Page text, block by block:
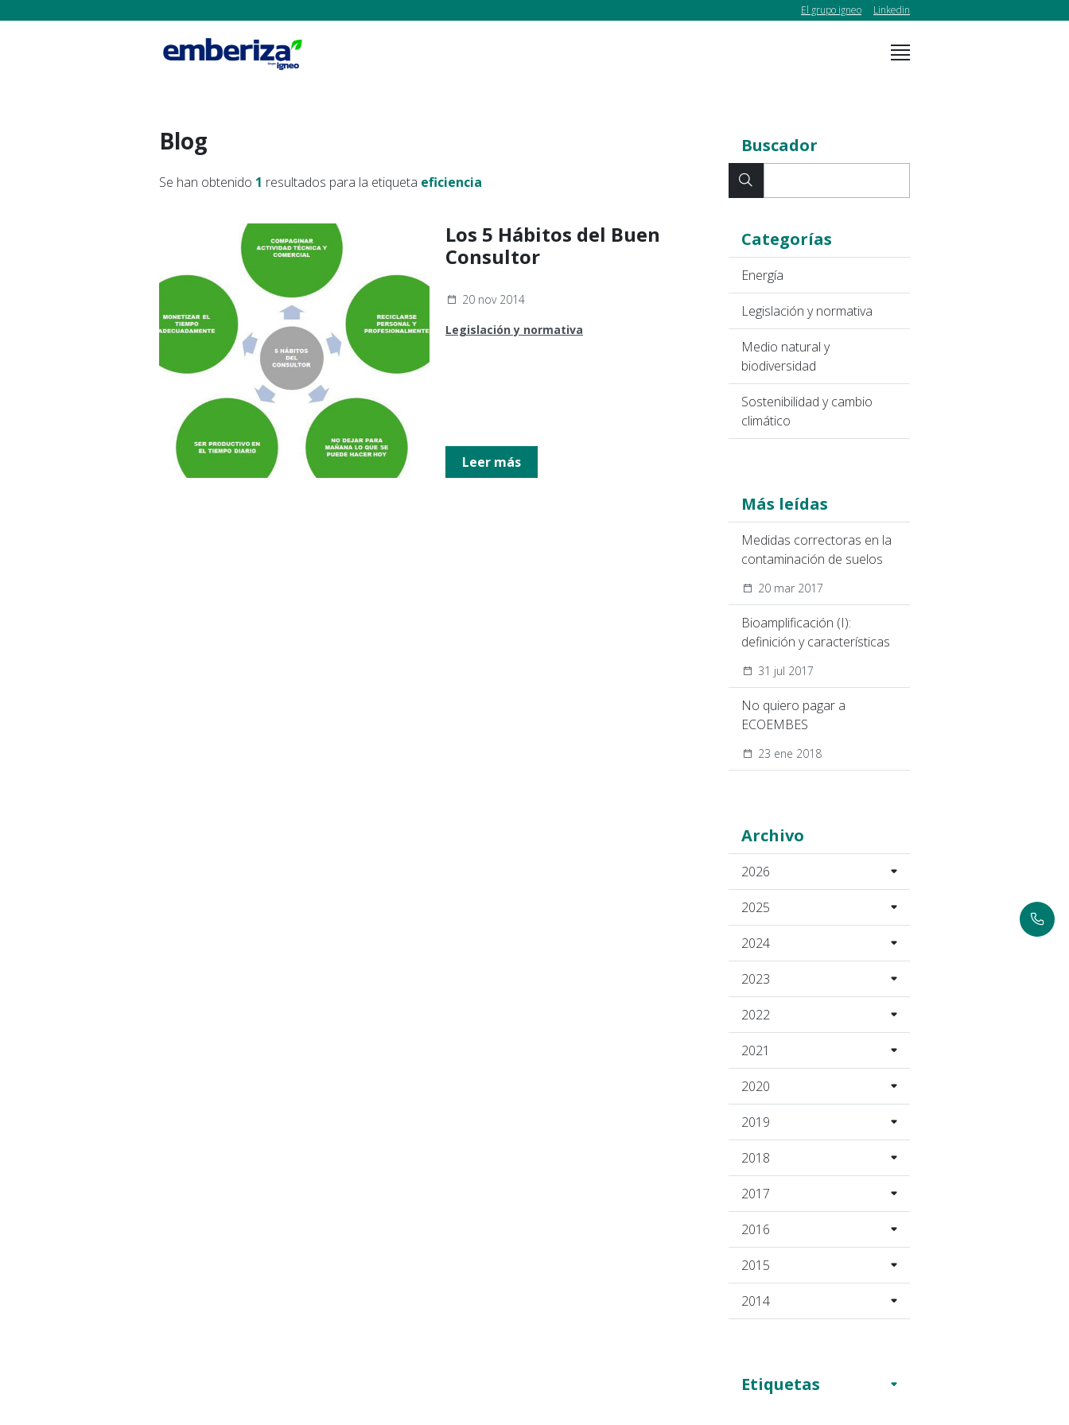
El grupo igneo Linkedin
Buscador
Categorías
Energía
Legislación y normativa
Medio natural y
biodiversidad
Sostenibilidad y cambio
climático
Más leídas
Medidas correctoras en la
contaminación de suelos
20 mar 2017
Bioamplificación (I):
definición y características
31 jul 2017
No quiero pagar a
ECOEMBES
23 ene 2018
Archivo
2026
2025
2024
2023
2022
2021
2020
2019
2018
2017
2016
2015
2014
Etiquetas
Blog
Se han obtenido 1 resultados para la etiqueta eficiencia
Los 5 Hábitos del Buen
Consultor
20 nov 2014
Legislación y normativa
Leer más